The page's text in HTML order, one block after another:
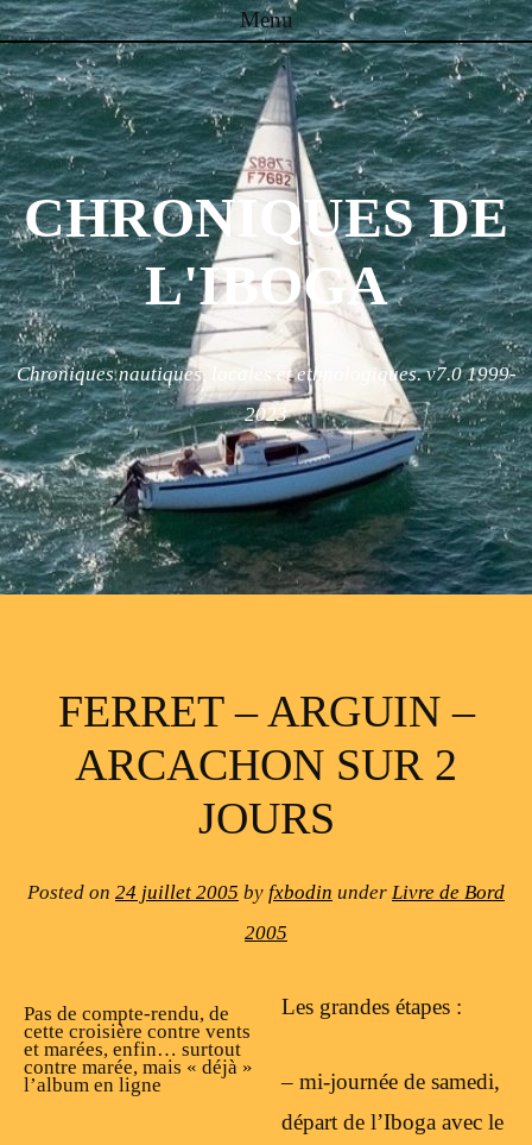
Menu
Skip to content
CHRONIQUES DE
L'IBOGA
Chroniques nautiques, locales et ethnologiques. v7.0 1999-
2023
FERRET – ARGUIN –
ARCACHON SUR 2
JOURS
Posted on 24 juillet 2005 by fxbodin under Livre de Bord
2005
Pas de compte-rendu, de
cette croisière contre vents
et marées, enfin… surtout
contre marée, mais « déjà »
l’album en ligne
Les grandes étapes :
– mi-journée de samedi,
départ de l’Iboga avec le